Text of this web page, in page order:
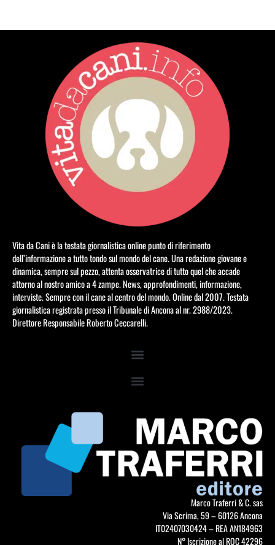
Vita da Cani è la testata giornalistica online punto di riferimento
dell’informazione a tutto tondo sul mondo del cane. Una redazione giovane e
dinamica, sempre sul pezzo, attenta osservatrice di tutto quel che accade
attorno al nostro amico a 4 zampe. News, approfondimenti, informazione,
interviste. Sempre con il cane al centro del mondo. Online dal 2007. Testata
giornalistica registrata presso il Tribunale di Ancona al nr. 2988/2023.
Direttore Responsabile Roberto Ceccarelli.
Marco Traferri & C. sas
Via Scrima, 59 – 60126 Ancona
IT02407030424 – REA AN184963
N° Iscrizione al ROC 42296